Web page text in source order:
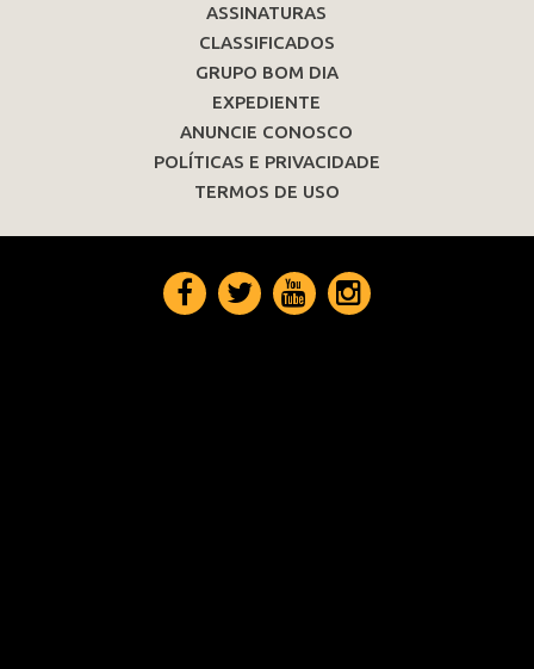
ASSINATURAS
CLASSIFICADOS
GRUPO BOM DIA
EXPEDIENTE
ANUNCIE CONOSCO
POLÍTICAS E PRIVACIDADE
TERMOS DE USO